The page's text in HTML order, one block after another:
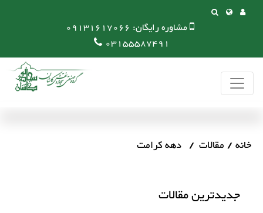
مشاوره رایگان: 09131617066
03155587491
خانه مقالات دهه کرامت
جدیدترین مقالات